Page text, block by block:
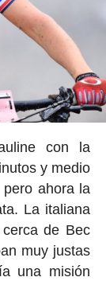
con la
y medio
ahora la
La italiana
de Bec
muy justas
una misión